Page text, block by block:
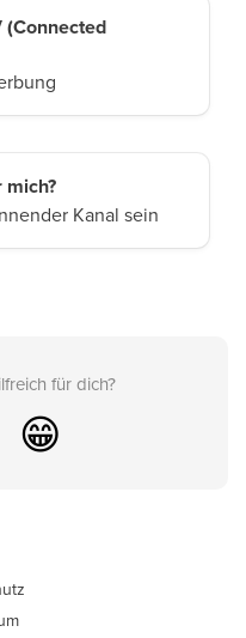
(Connected
Kanal sein
für dich?
😁